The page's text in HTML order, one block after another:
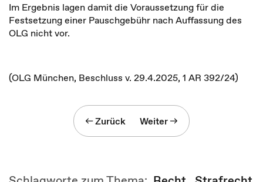
Im Ergebnis lagen damit die Voraussetzung für die
Festsetzung einer Pauschgebühr nach Auffassung des
OLG nicht vor.
(OLG München, Beschluss v. 29.4.2025, 1 AR 392/24)
Zurück Weiter